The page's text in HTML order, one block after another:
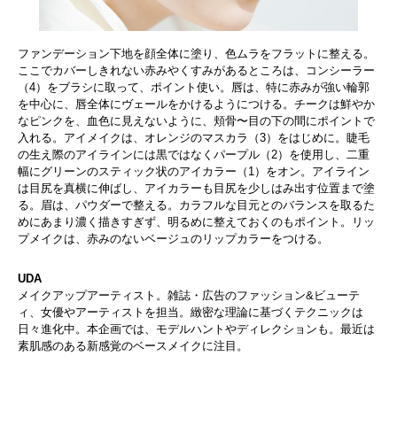
ファンデーション下地を顔全体に塗り、色ムラをフラットに整える。
ここでカバーしきれない赤みやくすみがあるところは、コンシーラー
（4）をブラシに取って、ポイント使い。唇は、特に赤みが強い輪郭
を中心に、唇全体にヴェールをかけるようにつける。チークは鮮やか
なピンクを、血色に見えないように、頬骨〜目の下の間にポイントで
入れる。アイメイクは、オレンジのマスカラ（3）をはじめに。睫毛
の生え際のアイラインには黒ではなくパープル（2）を使用し、二重
幅にグリーンのスティック状のアイカラー（1）をオン。アイライン
は目尻を真横に伸ばし、アイカラーも目尻を少しはみ出す位置まで塗
る。眉は、パウダーで整える。カラフルな目元とのバランスを取るた
めにあまり濃く描きすぎず、明るめに整えておくのもポイント。リッ
プメイクは、赤みのないベージュのリップカラーをつける。
UDA
メイクアップアーティスト。雑誌・広告のファッション&ビューテ
ィ、女優やアーティストを担当。緻密な理論に基づくテクニックは
日々進化中。本企画では、モデルハントやディレクションも。最近は
素肌感のある新感覚のベースメイクに注目。